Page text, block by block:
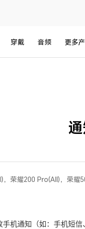
穿戴 音频 更多
机通知（如：手机短